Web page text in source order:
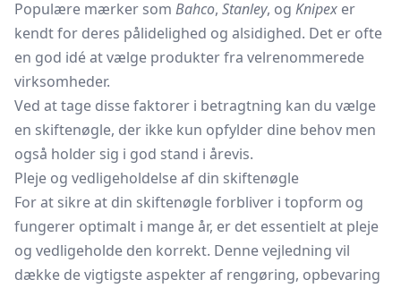
Populære mærker som Bahco, Stanley, og Knipex er
kendt for deres pålidelighed og alsidighed. Det er ofte
en god idé at vælge produkter fra velrenommerede
virksomheder.
Ved at tage disse faktorer i betragtning kan du vælge
en skiftenøgle, der ikke kun opfylder dine behov men
også holder sig i god stand i årevis.
Pleje og vedligeholdelse af din skiftenøgle
For at sikre at din skiftenøgle forbliver i topform og
fungerer optimalt i mange år, er det essentielt at pleje
og vedligeholde den korrekt. Denne vejledning vil
dække de vigtigste aspekter af rengøring, opbevaring